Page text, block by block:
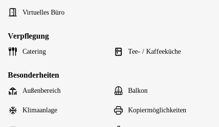
Virtuelles Büro
Verpflegung
Catering Tee- / Kaffeeküche
Besonderheiten
Außenbereich Balkon
Klimaanlage Kopiermöglichkeiten